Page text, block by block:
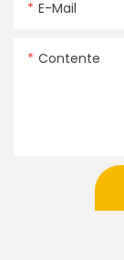
E-Mail
Contente